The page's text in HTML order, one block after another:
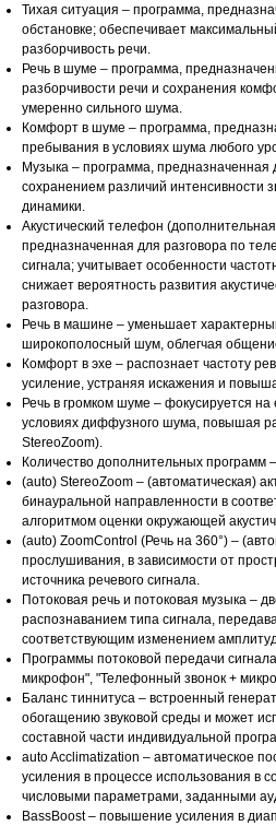
Тихая ситуация – программа,
обстановке; обеспечивает
разборчивость речи.
Речь в шуме – программа,
разборчивости речи и сохранения
умеренно сильного шума.
Комфорт в шуме – программа,
пребывания в условиях шума любого
Музыка – программа,
сохранением различий интенсивности
динамики.
Акустический телефон
предназначенная для разговора по
сигнала; учитывает особенности
снижает вероятность развития
разговора.
Речь в машине – уменьшает
широкополосный шум, облегчая
Комфорт в эхе – распознает частоту
усиление, устраняя искажения и
Речь в громком шуме – фокусируется
условиях диффузного шума, повышая
StereoZoom).
Количество дополнительных программ
(auto) StereoZoom – (автоматическая)
бинауральной направленности в
алгоритмом оценки окружающей
(auto) ZoomControl (Речь на 360°) –
прослушивания, в зависимости от
источника речевого сигнала.
Потоковая речь и потоковая музыка –
распознаванием типа сигнала,
соответствующим изменением
Программы потоковой передачи
микрофон", "Телефонный звонок +
Баланс тиннитуса – встроенный
обогащению звуковой среды и может
составной части индивидуальной
auto Acclimatization – автоматическое
усиления в процессе использования в
числовыми параметрами, заданными
BassBoost – повышение усиления в